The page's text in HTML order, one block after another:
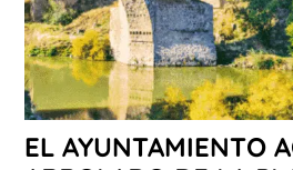
EL AYUNTAMIENTO